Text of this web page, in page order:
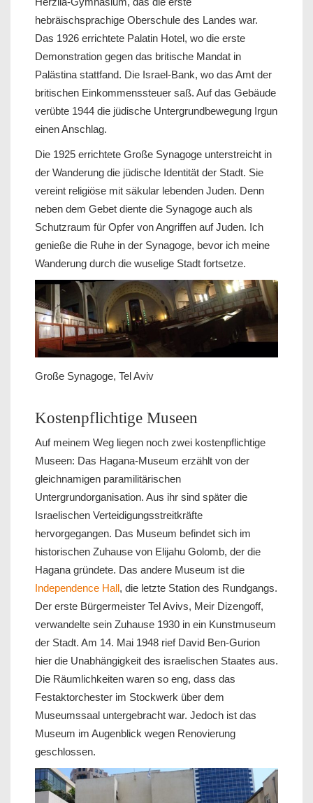
hebräischsprachige Oberschule des Landes war.
Das 1926 errichtete Palatin Hotel, wo die erste
Demonstration gegen das britische Mandat in
Palästina stattfand. Die Israel-Bank, wo das Amt der
britischen Einkommenssteuer saß. Auf das Gebäude
verübte 1944 die jüdische Untergrundbewegung Irgun
einen Anschlag.
Die 1925 errichtete Große Synagoge unterstreicht in
der Wanderung die jüdische Identität der Stadt. Sie
vereint religiöse mit säkular lebenden Juden. Denn
neben dem Gebet diente die Synagoge auch als
Schutzraum für Opfer von Angriffen auf Juden. Ich
genieße die Ruhe in der Synagoge, bevor ich meine
Wanderung durch die wuselige Stadt fortsetze.
Große Synagoge, Tel Aviv
Kostenpflichtige Museen
Auf meinem Weg liegen noch zwei kostenpflichtige
Museen: Das Hagana-Museum erzählt von der
gleichnamigen paramilitärischen
Untergrundorganisation. Aus ihr sind später die
Israelischen Verteidigungsstreitkräfte
hervorgegangen. Das Museum befindet sich im
historischen Zuhause von Elijahu Golomb, der die
Hagana gründete. Das andere Museum ist die
Independence Hall, die letzte Station des Rundgangs.
Der erste Bürgermeister Tel Avivs, Meir Dizengoff,
verwandelte sein Zuhause 1930 in ein Kunstmuseum
der Stadt. Am 14. Mai 1948 rief David Ben-Gurion
hier die Unabhängigkeit des israelischen Staates aus.
Die Räumlichkeiten waren so eng, dass das
Festaktorchester im Stockwerk über dem
Museumssaal untergebracht war. Jedoch ist das
Museum im Augenblick wegen Renovierung
geschlossen.